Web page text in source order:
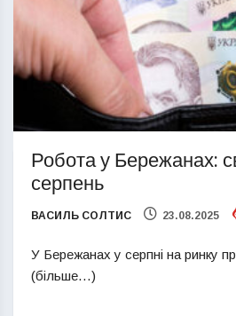
Робота у Бережанах:
серпень
ВАСИЛЬ СОЛТИС 23.08.2025
У Бережанах у серпні на ринку
(більше…)